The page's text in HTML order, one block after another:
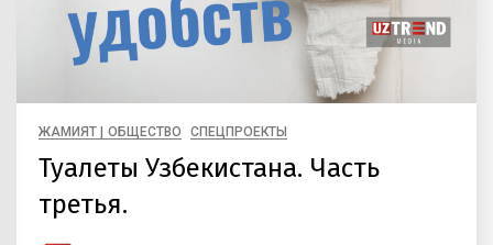
ЖАМИЯТ | ОБЩЕСТВО СПЕЦПРОЕКТЫ
Туалеты Узбекистана. Часть
третья.